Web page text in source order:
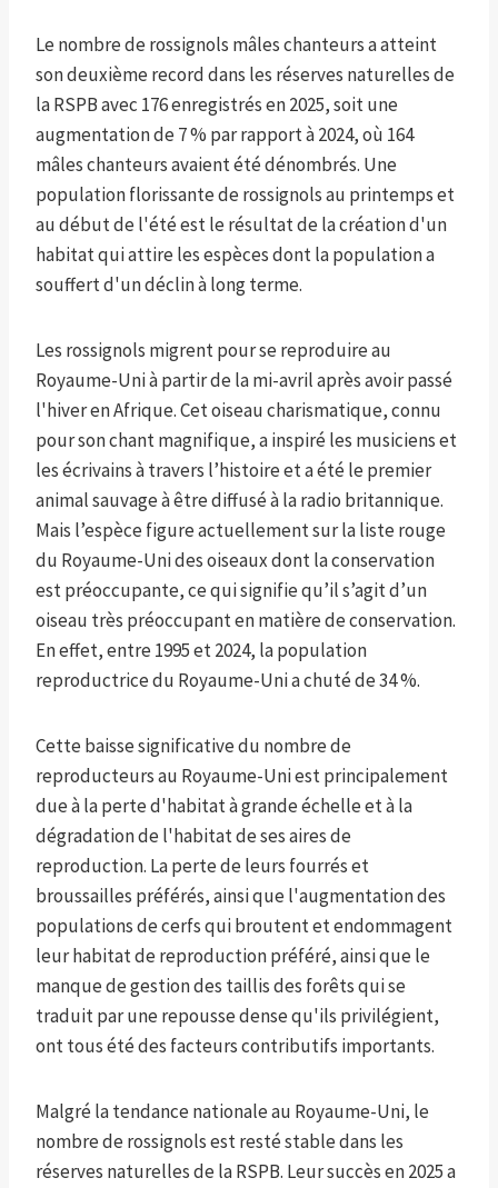
Le nombre de rossignols mâles chanteurs a atteint
son deuxième record dans les réserves naturelles de
la RSPB avec 176 enregistrés en 2025, soit une
augmentation de 7 % par rapport à 2024, où 164
mâles chanteurs avaient été dénombrés. Une
population florissante de rossignols au printemps et
au début de l'été est le résultat de la création d'un
habitat qui attire les espèces dont la population a
souffert d'un déclin à long terme.
Les rossignols migrent pour se reproduire au
Royaume-Uni à partir de la mi-avril après avoir passé
l'hiver en Afrique. Cet oiseau charismatique, connu
pour son chant magnifique, a inspiré les musiciens et
les écrivains à travers l’histoire et a été le premier
animal sauvage à être diffusé à la radio britannique.
Mais l’espèce figure actuellement sur la liste rouge
du Royaume-Uni des oiseaux dont la conservation
est préoccupante, ce qui signifie qu’il s’agit d’un
oiseau très préoccupant en matière de conservation.
En effet, entre 1995 et 2024, la population
reproductrice du Royaume-Uni a chuté de 34 %.
Cette baisse significative du nombre de
reproducteurs au Royaume-Uni est principalement
due à la perte d'habitat à grande échelle et à la
dégradation de l'habitat de ses aires de
reproduction. La perte de leurs fourrés et
broussailles préférés, ainsi que l'augmentation des
populations de cerfs qui broutent et endommagent
leur habitat de reproduction préféré, ainsi que le
manque de gestion des taillis des forêts qui se
traduit par une repousse dense qu'ils privilégient,
ont tous été des facteurs contributifs importants.
Malgré la tendance nationale au Royaume-Uni, le
nombre de rossignols est resté stable dans les
réserves naturelles de la RSPB. Leur succès en 2025 a